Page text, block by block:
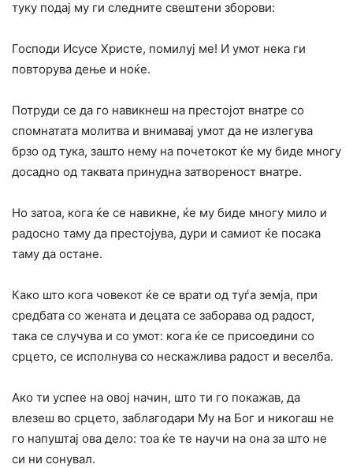
туку подај му ги следните свештени зборови:
Господи Исусе Христе, помилуј ме! И умот нека ги
повторува дење и ноќе.
Потруди се да го навикнеш на престојот внатре со
спомнатата молитва и внимавај умот да не излегува
брзо од тука, зашто нему на почетокот ќе му биде многу
досадно од таквата принудна затвореност внатре.
Но затоа, кога ќе се навикне, ќе му биде многу мило и
радосно таму да престојува, дури и самиот ќе посака
таму да остане.
Како што кога човекот ќе се врати од туѓа земја, при
средбата со жената и децата се заборава од радост,
така се случува и со умот: кога ќе се присоедини со
срцето, се исполнува со нескажлива радост и веселба.
Ако ти успее на овој начин, што ти го покажав, да
влезеш во срцето, заблагодари Му на Бог и никогаш не
го напуштај ова дело: тоа ќе те научи на она за што не
си ни сонувал.